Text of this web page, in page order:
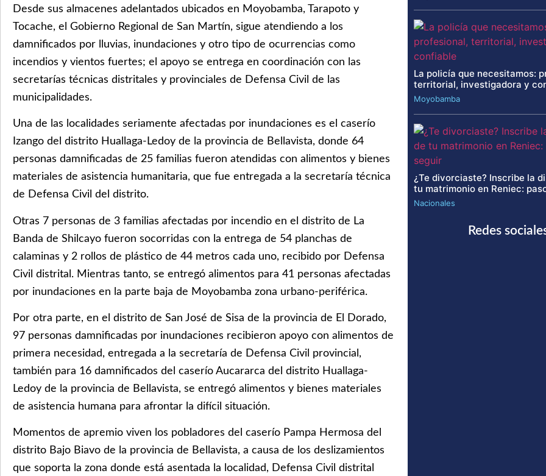
Desde sus almacenes adelantados ubicados en Moyobamba, Tarapoto y
Tocache, el Gobierno Regional de San Martín, sigue atendiendo a los
damnificados por lluvias, inundaciones y otro tipo de ocurrencias como
incendios y vientos fuertes; el apoyo se entrega en coordinación con las
secretarías técnicas distritales y provinciales de Defensa Civil de las
municipalidades.
Una de las localidades seriamente afectadas por inundaciones es el caserío
Izango del distrito Huallaga-Ledoy de la provincia de Bellavista, donde 64
personas damnificadas de 25 familias fueron atendidas con alimentos y bienes
materiales de asistencia humanitaria, que fue entregada a la secretaría técnica
de Defensa Civil del distrito.
Otras 7 personas de 3 familias afectadas por incendio en el distrito de La
Banda de Shilcayo fueron socorridas con la entrega de 54 planchas de
calaminas y 2 rollos de plástico de 44 metros cada uno, recibido por Defensa
Civil distrital. Mientras tanto, se entregó alimentos para 41 personas afectadas
por inundaciones en la parte baja de Moyobamba zona urbano-periférica.
Por otra parte, en el distrito de San José de Sisa de la provincia de El Dorado,
97 personas damnificadas por inundaciones recibieron apoyo con alimentos de
primera necesidad, entregada a la secretaría de Defensa Civil provincial,
también para 16 damnificados del caserío Aucararca del distrito Huallaga-
Ledoy de la provincia de Bellavista, se entregó alimentos y bienes materiales
de asistencia humana para afrontar la difícil situación.
Momentos de apremio viven los pobladores del caserío Pampa Hermosa del
distrito Bajo Biavo de la provincia de Bellavista, a causa de los deslizamientos
que soporta la zona donde está asentada la localidad, Defensa Civil distrital
La policía que necesitamos:
territorial, investigadora y
Moyobamba
¿Te divorciaste? Inscribe la
tu matrimonio en Reniec:
Nacionales
Redes